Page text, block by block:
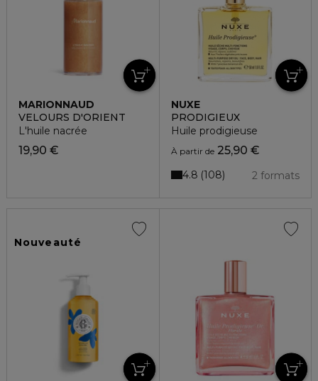
MARIONNAUD
VELOURS D'ORIENT
L'huile nacrée
19,90 €
NUXE
PRODIGIEUX
Huile prodigieuse
À partir de25,90 €
2 formats
4.8 108
Nouveauté